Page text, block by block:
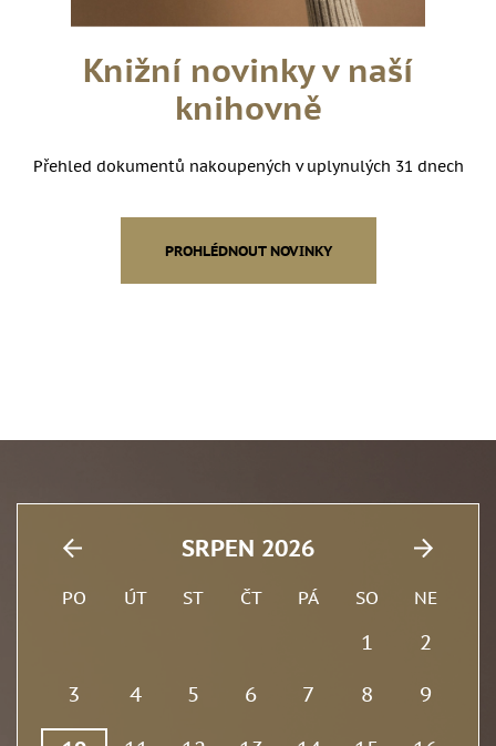
Knižní novinky v naší
knihovně
Přehled dokumentů nakoupených v uplynulých 31 dnech
PROHLÉDNOUT NOVINKY
SRPEN 2026
PO ÚT ST ČT PÁ SO NE
1
2
3
4 5 6 7 8 9